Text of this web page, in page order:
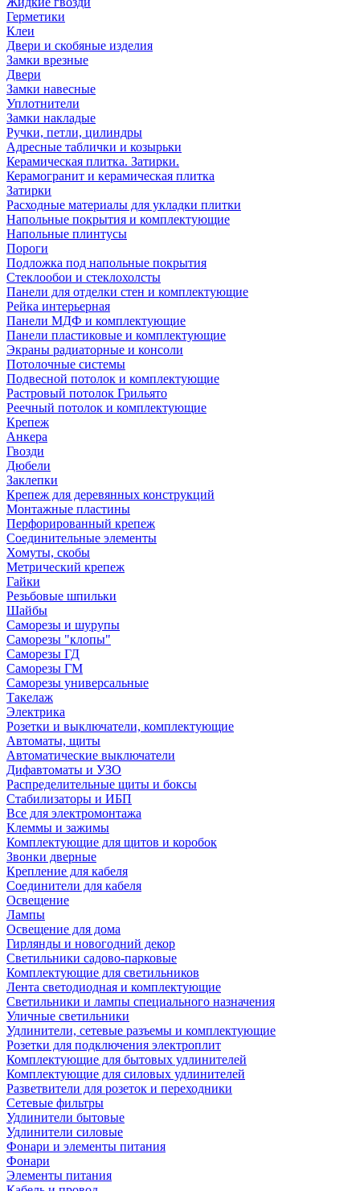
Герметики
Клеи
Двери и скобяные изделия
Замки врезные
Двери
Замки навесные
Уплотнители
Замки накладые
Ручки, петли, цилиндры
Адресные таблички и козырьки
Керамическая плитка. Затирки.
Керамогранит и керамическая плитка
Затирки
Расходные материалы для укладки плитки
Напольные покрытия и комплектующие
Напольные плинтусы
Пороги
Подложка под напольные покрытия
Стеклообои и стеклохолсты
Панели для отделки стен и комплектующие
Рейка интерьерная
Панели МДФ и комплектующие
Панели пластиковые и комплектующие
Экраны радиаторные и консоли
Потолочные системы
Подвесной потолок и комплектующие
Растровый потолок Грильято
Реечный потолок и комплектующие
Крепеж
Анкера
Гвозди
Дюбели
Заклепки
Крепеж для деревянных конструкций
Монтажные пластины
Перфорированный крепеж
Соединительные элементы
Хомуты, скобы
Метрический крепеж
Гайки
Резьбовые шпильки
Шайбы
Саморезы и шурупы
Саморезы "клопы"
Саморезы ГД
Саморезы ГМ
Саморезы универсальные
Такелаж
Электрика
Розетки и выключатели, комплектующие
Автоматы, щиты
Автоматические выключатели
Дифавтоматы и УЗО
Распределительные щиты и боксы
Стабилизаторы и ИБП
Все для электромонтажа
Клеммы и зажимы
Комплектующие для щитов и коробок
Звонки дверные
Крепление для кабеля
Соединители для кабеля
Освещение
Лампы
Освещение для дома
Гирлянды и новогодний декор
Светильники садово-парковые
Комплектующие для светильников
Лента светодиодная и комплектующие
Светильники и лампы специального назначения
Уличные светильники
Удлинители, сетевые разъемы и комплектующие
Розетки для подключения электроплит
Комплектующие для бытовых удлинителей
Комплектующие для силовых удлинителей
Разветвители для розеток и переходники
Сетевые фильтры
Удлинители бытовые
Удлинители силовые
Фонари и элементы питания
Фонари
Элементы питания